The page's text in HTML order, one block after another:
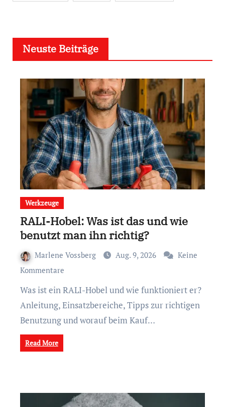
Neuste Beiträge
Werkzeuge
RALI-Hobel: Was ist das und wie
benutzt man ihn richtig?
Marlene Vossberg Aug. 9, 2026
Keine
Kommentare
Was ist ein RALI-Hobel und wie funktioniert er?
Anleitung, Einsatzbereiche, Tipps zur richtigen
Benutzung und worauf beim Kauf…
Read More